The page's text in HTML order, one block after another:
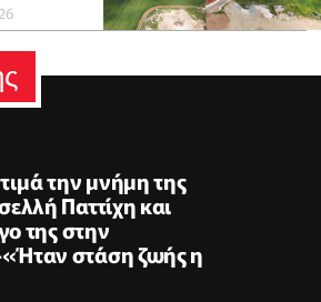
την μνήμη της
Παττίχη και
της στην
στάση ζωής η